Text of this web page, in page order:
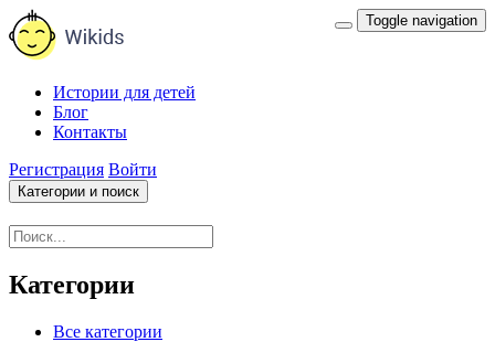
Toggle navigation
Истории для детей
Блог
Контакты
Регистрация Войти
Категории и поиск
Категории
Все категории